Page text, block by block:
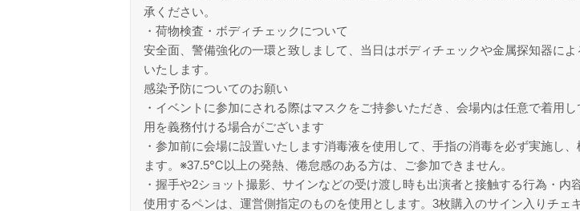
承ください。
・荷物検査・ボディチェックについて
安全面、警備強化の一環と致しまして、当日はボディチェックや金属探知器に
いたします。
感染予防についてのお願い
・イベントに参加にされる際はマスクをご持参いただき、会場内は任意で着用
用を義務付ける場合がございます
・参加前に会場に設置いたします消毒液を使用して、手指の消毒を必ず実施し
ます。※37.5℃以上の発熱、倦怠感のある方は、ご参加できません。
・握手や2ショット撮影、サインなどの受け渡し時も出演者と接触する行為・
使用するペンは、運営側指定のものを使用とします。3枚購入のサイン入りチェ